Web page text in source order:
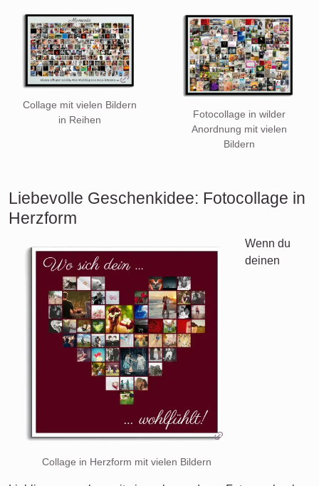
Collage mit vielen Bildern
in Reihen
Fotocollage in wilder
Anordnung mit vielen
Bildern
Liebevolle Geschenkidee: Fotocollage in
Herzform
Collage in Herzform mit vielen Bildern
Wenn du
deinen